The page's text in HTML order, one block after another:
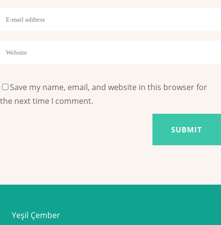
Save my name, email, and website in this browser for
the next time I comment.
Yeşil Çember